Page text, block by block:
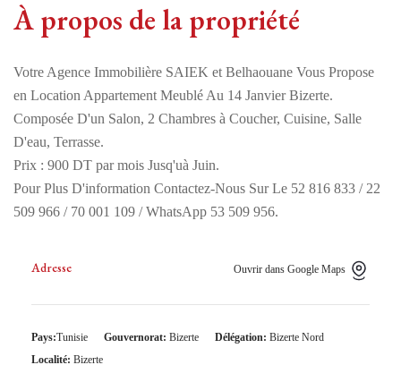
À propos de la propriété
Votre Agence Immobilière SAIEK et Belhaouane Vous Propose
en Location Appartement Meublé Au 14 Janvier Bizerte.
Composée D'un Salon, 2 Chambres à Coucher, Cuisine, Salle
D'eau, Terrasse.
Prix : 900 DT par mois Jusq'uà Juin.
Pour Plus D'information Contactez-Nous Sur Le 52 816 833 / 22
509 966 / 70 001 109 / WhatsApp 53 509 956.
Adresse Ouvrir dans Google Maps
Pays:Tunisie Gouvernorat: Bizerte Délégation: Bizerte Nord
Localité: Bizerte